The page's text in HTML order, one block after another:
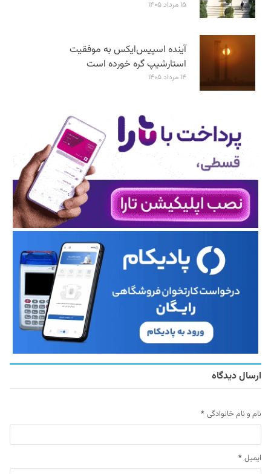
۱۵ مرداد ۱۴۰۵
آینده اسپیس‌ایکس به موفقیت
استارشیپ گره خورده است
۱۴ مرداد ۱۴۰۵
ارسال دیدگاه
نام و نام خانوادگی *
ایمیل *